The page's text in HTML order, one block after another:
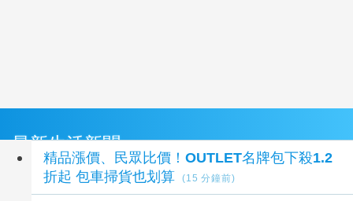
最新生活新聞
精品漲價、民眾比價！OUTLET名牌包下殺1.2
折起 包車掃貨也划算
(15 分鐘前)